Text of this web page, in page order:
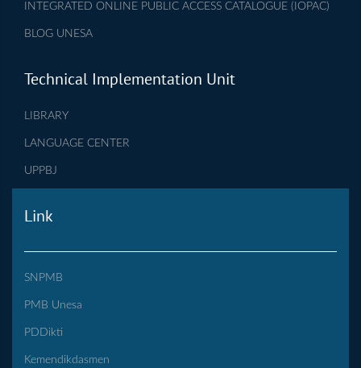
INTEGRATED ONLINE PUBLIC ACCESS CATALOGUE (IOPAC)
BLOG UNESA
Technical Implementation Unit
LIBRARY
LANGUAGE CENTER
UPPBJ
Link
SNPMB
PMB Unesa
PDDikti
Kemendikdasmen